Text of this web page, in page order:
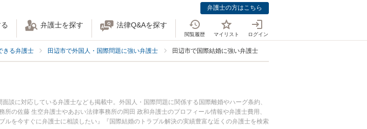
弁護士の方はこちら
弁護士を探す 法律Q&Aを探す
閲覧履歴 マイリスト ログイン
きる弁護士 田辺市で外国人・国際問題に強い弁護士 田辺市で国際結婚に強い弁護士
談に対応している弁護士なども掲載中。外国人・国際問題に関係する国際離婚やハーグ条約、
の佐藤 生空弁護士やあおい法律事務所の岡田 政和弁護士のプロフィール情報や弁護士費用、
を今すぐに弁護士に相談したい』『国際結婚のトラブル解決の実績豊富な近くの弁護士を検索